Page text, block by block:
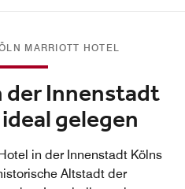
MARRIOTT HOTEL
der Innenstadt
gelegen
in der Innenstadt Kölns
Altstadt der